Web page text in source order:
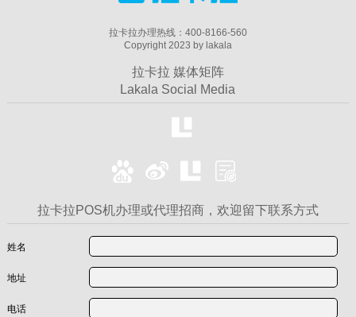
拉卡拉办理热线：400-8166-560
Copyright 2023 by lakala
拉卡拉 媒体矩阵
Lakala Social Media
拉卡拉POS机办理或代理招商，欢迎留下联系方式
姓名
地址
电话